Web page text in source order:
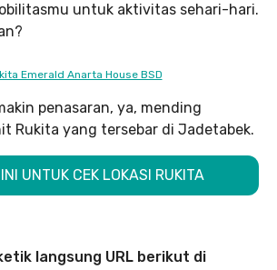
untuk aktivitas sehari-hari.
Emerald Anarta House BSD
penasaran, ya, mending
Rukita yang tersebar di Jadetabek.
UNTUK CEK LOKASI RUKITA
langsung URL berikut di